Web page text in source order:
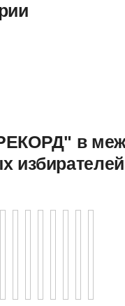
в